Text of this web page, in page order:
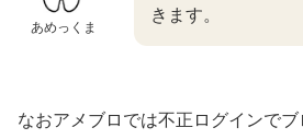
あめっくま
きます。
なおアメブロでは不正ログインで